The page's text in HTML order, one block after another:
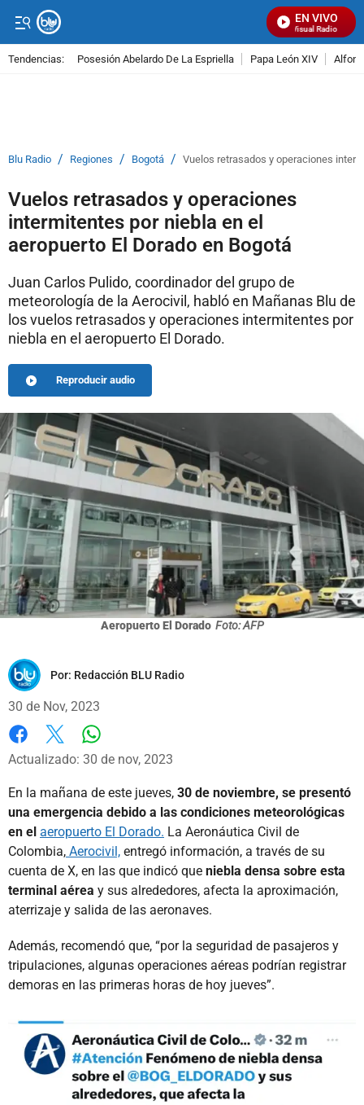
EN VIVO
Señal Visual Radio
Tendencias: Posesión Abelardo De La Espriella Papa León XIV
Blu Radio / Regiones / Bogotá / Vuelos retrasados y operaciones
Vuelos retrasados y operaciones
intermitentes por niebla en el
aeropuerto El Dorado en Bogotá
Juan Carlos Pulido, coordinador del grupo de
meteorología de la Aerocivil, habló en Mañanas Blu de
los vuelos retrasados y operaciones intermitentes por
niebla en el aeropuerto El Dorado.
Reproducir audio
Aeropuerto El Dorado Foto: AFP
Por: Redacción BLU Radio
30 de Nov, 2023
Facebook
X
Actualizado: 30 de nov, 2023
En la mañana de este jueves, 30 de noviembre, se presentó
una emergencia debido a las condiciones meteorológicas
en el aeropuerto El Dorado. La Aeronáutica Civil de
Colombia, Aerocivil, entregó información, a través de su
cuenta de X, en las que indicó que niebla densa sobre esta
terminal aérea y sus alrededores, afecta la aproximación,
aterrizaje y salida de las aeronaves.
Además, recomendó que, “por la seguridad de pasajeros y
tripulaciones, algunas operaciones aéreas podrían registrar
demoras en las primeras horas de hoy jueves”.